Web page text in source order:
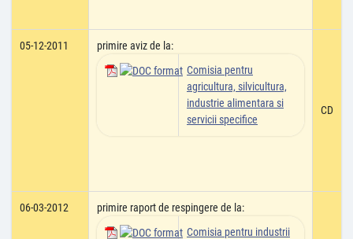
05-12-2011
primire aviz de la:
Comisia pentru
agricultura, silvicultura,
industrie alimentara si
servicii specifice
CD
06-03-2012
primire raport de respingere de la:
Comisia pentru industrii